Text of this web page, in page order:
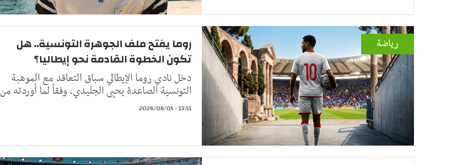
رياضة
روما يفتح ملف الجوهرة التونسية.. هل
تكون الخطوة القادمة نحو إيطاليا؟
دخل نادي روما الإيطالي سباق التعاقد مع الموهبة
التونسية الصاعدة يحيى الجليدي، وفقاً لما أوردته من
13:51 - 2026/08/05